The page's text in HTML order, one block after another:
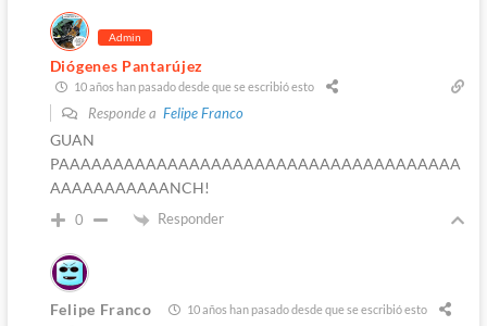
Admin
Diógenes Pantarújez
10 años han pasado desde que se escribió esto
Responde a Felipe Franco
GUAN
PAAAAAAAAAAAAAAAAAAAAAAAAAAAAAAAAAAAAA
AAAAAAAAAAANCH!
0 Responder
Felipe Franco 10 años han pasado desde que se escribió esto